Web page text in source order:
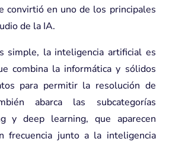
convirtió en uno de los principales
de la IA.
simple, la inteligencia artificial es
combina la informática y sólidos
para permitir la resolución de
abarca las subcategorías
y deep learning, que aparecen
frecuencia junto a la inteligencia